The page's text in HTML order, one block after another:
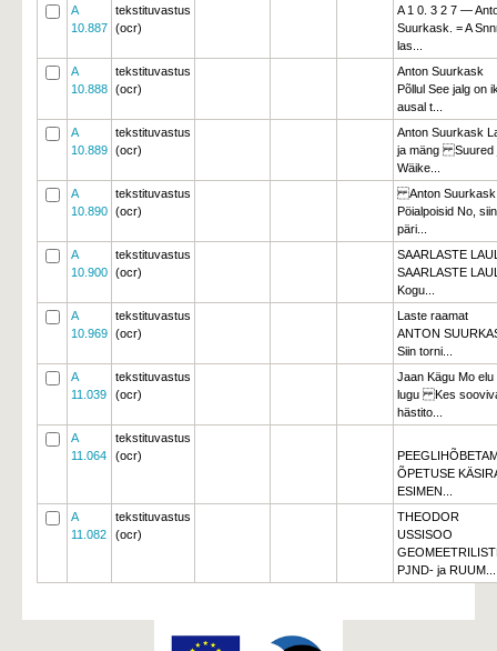
A
10.887
tekstituvastus
(ocr)
A 1 0. 3 2 7 —
Suurkask. = A
las...
A
10.888
tekstituvastus
(ocr)
Anton Suurkask
Põllul See jalg on
ausal t...
A
10.889
tekstituvastus
(ocr)
Anton Suurkask
ja mäng Suured
Wäike...
A
10.890
tekstituvastus
(ocr)
Anton Suurkask
Pöialpoisid No,
päri...
A
10.900
tekstituvastus
(ocr)
SAARLASTE
SAARLASTE
Kogu...
A
10.969
tekstituvastus
(ocr)
Laste raamat
ANTON
Siin torni...
A
11.039
tekstituvastus
(ocr)
Jaan Kägu Mo elu
lugu Kes
hästito...
A
11.064
tekstituvastus
(ocr)
ÕPETUSE
ESIMEN...
A
11.082
tekstituvastus
(ocr)
THEODOR
USSISOO
PJND- ja RUUM...